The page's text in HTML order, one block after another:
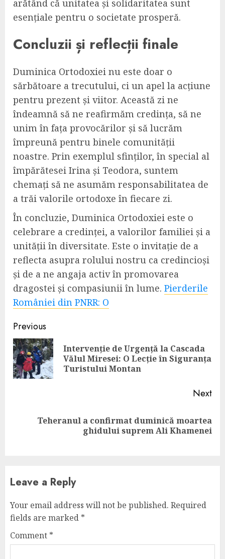
arătând că unitatea și solidaritatea sunt
esențiale pentru o societate prosperă.
Concluzii și reflecții finale
Duminica Ortodoxiei nu este doar o
sărbătoare a trecutului, ci un apel la acțiune
pentru prezent și viitor. Această zi ne
îndeamnă să ne reafirmăm credința, să ne
unim în fața provocărilor și să lucrăm
împreună pentru binele comunității
noastre. Prin exemplul sfinților, în special al
împărătesei Irina și Teodora, suntem
chemați să ne asumăm responsabilitatea de
a trăi valorile ortodoxe în fiecare zi.
În concluzie, Duminica Ortodoxiei este o
celebrare a credinței, a valorilor familiei și a
unității în diversitate. Este o invitație de a
reflecta asupra rolului nostru ca credincioși
și de a ne angaja activ în promovarea
dragostei și compasiunii în lume. Pierderile
României din PNRR: O
Continue
Reading
Previous
Intervenție de Urgență la Cascada
Vălul Miresei: O Lecție în Siguranța
Turistului Montan
Next
Teheranul a confirmat duminică moartea
ghidului suprem Ali Khamenei
Leave a Reply
Your email address will not be published. Required
fields are marked *
Comment *